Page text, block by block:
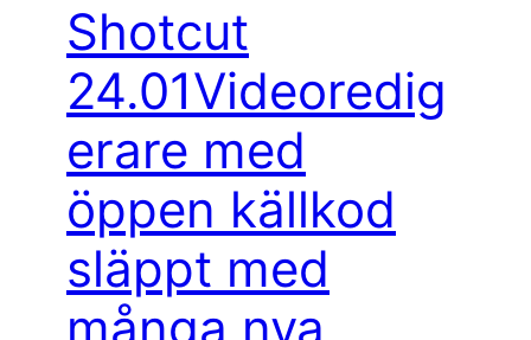
Shotcut
24.01Videoredig
erare med
öppen källkod
släppt med